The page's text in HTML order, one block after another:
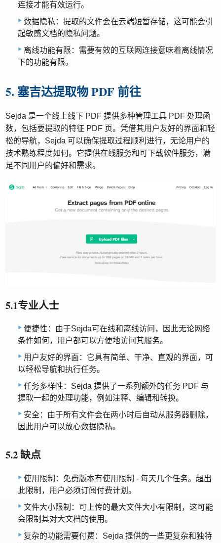
连接才能有效运行。
数据隐私：提取的文件会在云端短暂存储，这可能会引
起敏感文档的隐私问题。
离线功能有限：需要有效的互联网连接意味着离线情况
下的功能有限。
5. 塞吉达提取物 PDF 前往
Sejda 是一个线上线下 PDF 提供多种管理工具 PDF 处理函
数，包括要提取的特征 PDF 页。凭借其用户友好的界面和轻
松的导航，Sejda 可以确保提取过程顺利进行，无论用户的
技术熟练程度如何。它提供在线服务和可下载软件服务，满
足不同用户的偏好和需求。
5.1专业人士
便捷性：由于Sejda可在线和离线访问，因此无论网络
条件如何，用户都可以方便地访问其服务。
用户友好的界面：它具有简单、干净、直观的界面，可
以轻松导航和执行任务。
任务多样性：Sejda 提供了一系列额外的任务 PDF 与
提取一起的处理功能，例如注释、编辑和转换。
安全：由于所有文件会在两小时后自动从服务器删除，
因此用户可以放心数据隐私。
5.2 缺点
使用限制：免费版本有使用限制 - 每天几个任务。超出
此限制，用户必须订阅付费计划。
文件大小限制：可上传的最大文件大小有限制，这可能
会限制其对大文档的使用。
复杂的功能需要付费：Sejda 提供的一些更复杂和独特